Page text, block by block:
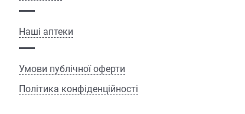
Наші аптеки
Умови публічної оферти
Політика конфіденційності